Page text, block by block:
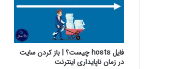
فایل hosts چیست؟ | باز کردن سایت
در زمان ناپایداری اینترنت